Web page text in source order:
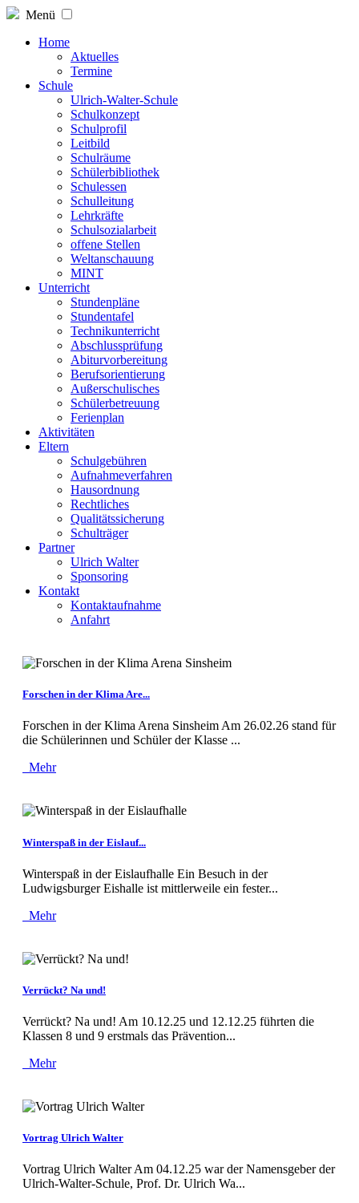
Menü
Home
Aktuelles
Termine
Schule
Ulrich-Walter-Schule
Schulkonzept
Schulprofil
Leitbild
Schulräume
Schülerbibliothek
Schulessen
Schulleitung
Lehrkräfte
Schulsozialarbeit
offene Stellen
Weltanschauung
MINT
Unterricht
Stundenpläne
Stundentafel
Technikunterricht
Abschlussprüfung
Abiturvorbereitung
Berufsorientierung
Außerschulisches
Schülerbetreuung
Ferienplan
Aktivitäten
Eltern
Schulgebühren
Aufnahmeverfahren
Hausordnung
Rechtliches
Qualitätssicherung
Schulträger
Partner
Ulrich Walter
Sponsoring
Kontakt
Kontaktaufnahme
Anfahrt
Forschen in der Klima Are...
Forschen in der Klima Arena Sinsheim Am 26.02.26 stand für
die Schülerinnen und Schüler der Klasse ...
Mehr
Winterspaß in der Eislauf...
Winterspaß in der Eislaufhalle Ein Besuch in der
Ludwigsburger Eishalle ist mittlerweile ein fester...
Mehr
Verrückt? Na und!
Verrückt? Na und! Am 10.12.25 und 12.12.25 führten die
Klassen 8 und 9 erstmals das Prävention...
Mehr
Vortrag Ulrich Walter
Vortrag Ulrich Walter Am 04.12.25 war der Namensgeber der
Ulrich-Walter-Schule, Prof. Dr. Ulrich Wa...